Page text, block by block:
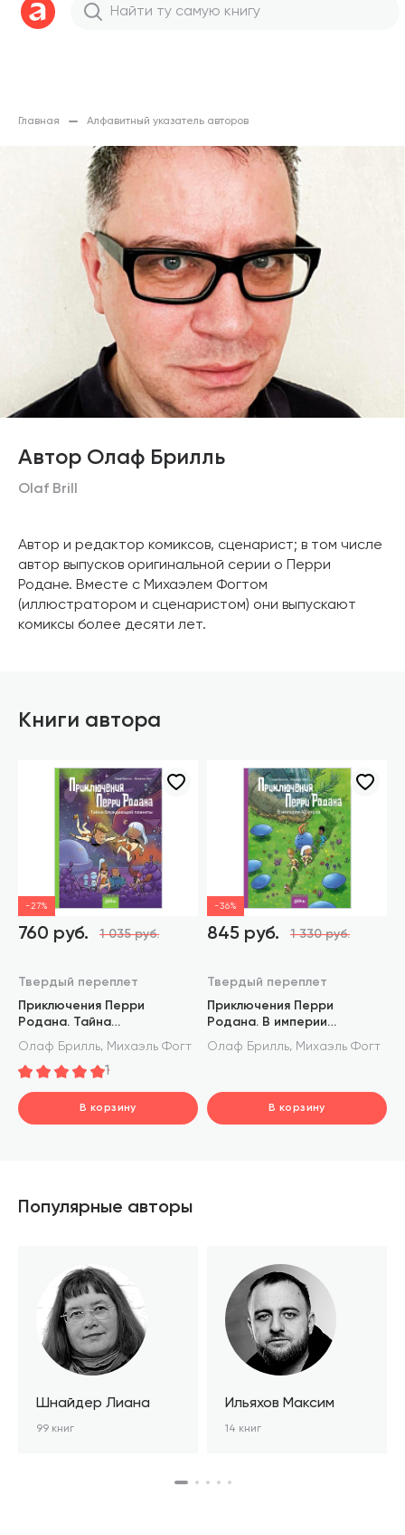
Главная Алфавитный указатель авторов
Автор Олаф Брилль
Olaf Brill
Автор и редактор комиксов, сценарист; в том числе
автор выпусков оригинальной серии о Перри
Родане. Вместе с Михаэлем Фогтом
(иллюстратором и сценаристом) они выпускают
комиксы более десяти лет.
Книги автора
-27%
760 руб. 1 035 руб.
Твердый переплет
Приключения Перри
Родана. Тайна
блуждающей планеты
Олаф Брилль, Михаэль Фогт
1
В корзину
-36%
845 руб. 1 330 руб.
Твердый переплет
Приключения Перри
Родана. В империи
42 миров
Олаф Брилль, Михаэль Фогт
В корзину
Популярные авторы
Шнайдер Лиана
99 книг
Ильяхов Максим
14 книг